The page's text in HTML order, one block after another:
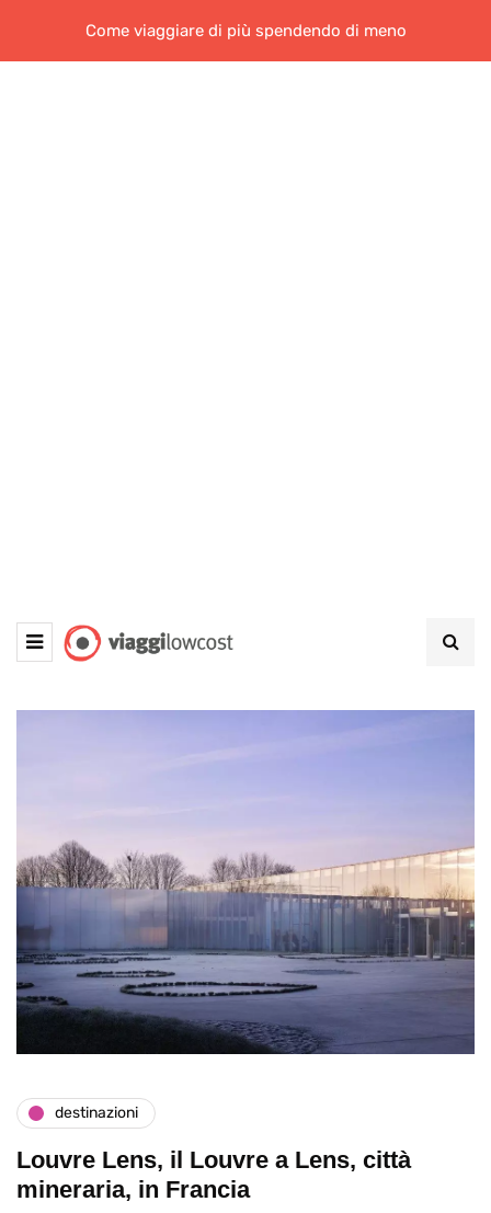
Come viaggiare di più spendendo di meno
destinazioni
Louvre Lens, il Louvre a Lens, città
mineraria, in Francia